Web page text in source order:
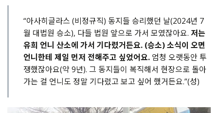
“아사히글라스 (비정규직) 동지들 승리했던 날(2024년 7
월 대법원 승소), 다들 법원 앞으로 가서 모였잖아요. 저는
유희 언니 산소에 가서 기다렸거든요. (승소) 소식이 오면
언니한테 제일 먼저 전해주고 싶었어요. 엄청 오랫동안 투
쟁했잖아요(약 9년). 그 동지들이 복직해서 현장으로 돌아
가는 걸 언니도 정말 기다렸고 보고 싶어 했거든요.”(성)